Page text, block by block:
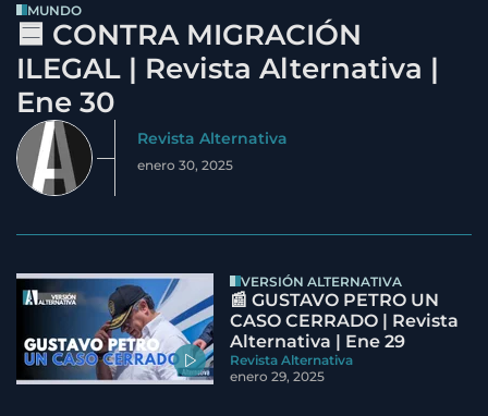
MUNDO
🟦 CONTRA MIGRACIÓN
ILEGAL | Revista Alternativa |
Ene 30
Revista Alternativa
enero 30, 2025
VERSIÓN ALTERNATIVA
📰 GUSTAVO PETRO UN
CASO CERRADO | Revista
Alternativa | Ene 29
Revista Alternativa
enero 29, 2025